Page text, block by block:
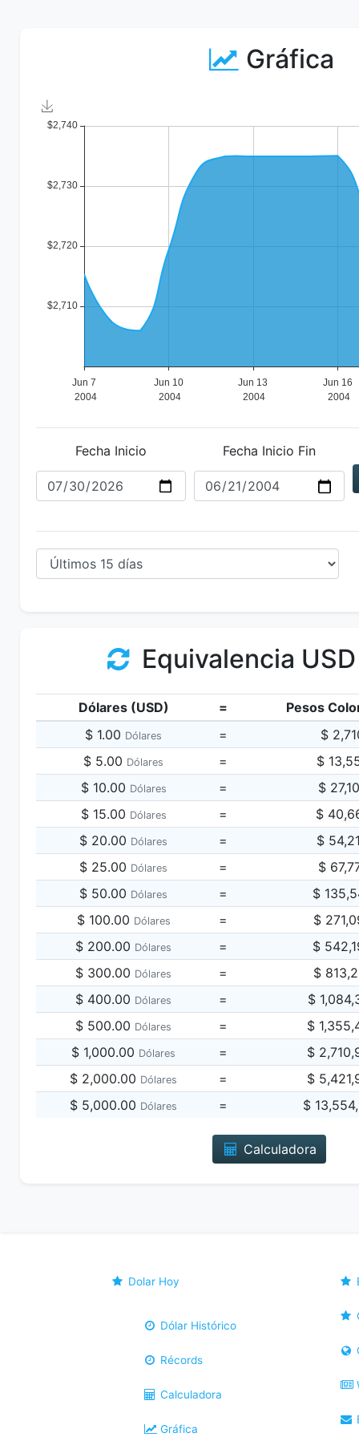
Gráfica
Fecha Inicio
Fecha Inicio Fin
Equivalencia
Dólares (USD) =
Pesos
$ 1.00 Dólares = $
$ 5.00 Dólares = $
$ 10.00 Dólares = $
$ 15.00 Dólares = $
$ 20.00 Dólares = $
$ 25.00 Dólares = $
$ 50.00 Dólares = $
$ 100.00 Dólares = $
$ 200.00 Dólares = $
$ 300.00 Dólares = $
$ 400.00 Dólares = $
$ 500.00 Dólares = $
$ 1,000.00 Dólares = $
$ 2,000.00 Dólares = $
$ 5,000.00 Dólares = $
Calculadora
Dolar Hoy
Dólar Histórico
Récords
Calculadora
Gráfica